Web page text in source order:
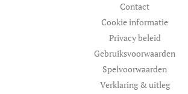
Contact
Cookie informatie
Privacy beleid
Gebruiksvoorwaarden
Spelvoorwaarden
Verklaring & uitleg